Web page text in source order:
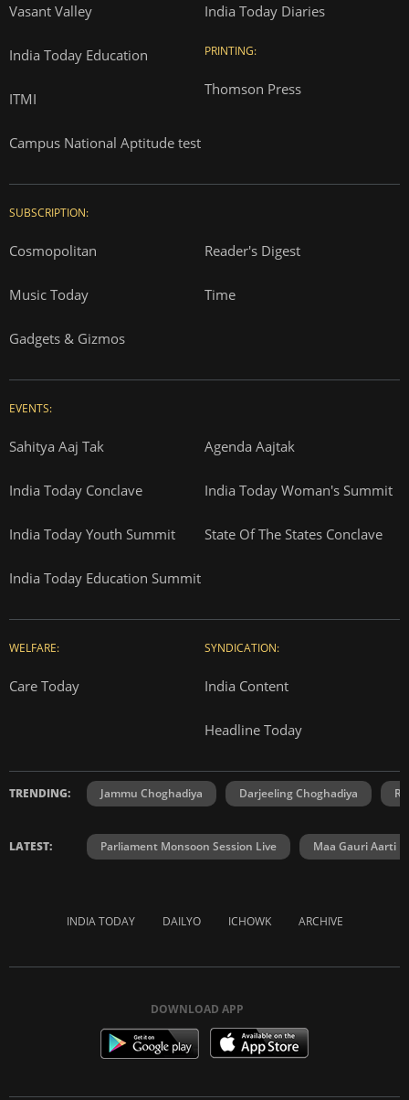
Vasant Valley
India Today Education
ITMI
Campus National Aptitude test
India Today Diaries
PRINTING:
Thomson Press
SUBSCRIPTION:
Cosmopolitan Reader's Digest
Music Today Time
Gadgets & Gizmos
EVENTS:
Sahitya Aaj Tak Agenda Aajtak
India Today Conclave India Today Woman's Summit
India Today Youth Summit State Of The States Conclave
India Today Education Summit
WELFARE:
Care Today
SYNDICATION:
India Content
Headline Today
TRENDING: Jammu Choghadiya Darjeeling Choghadiya
LATEST: Parliament Monsoon Session Live Maa Gauri Aarti
INDIA TODAY DAILYO ICHOWK ARCHIVE
DOWNLOAD APP